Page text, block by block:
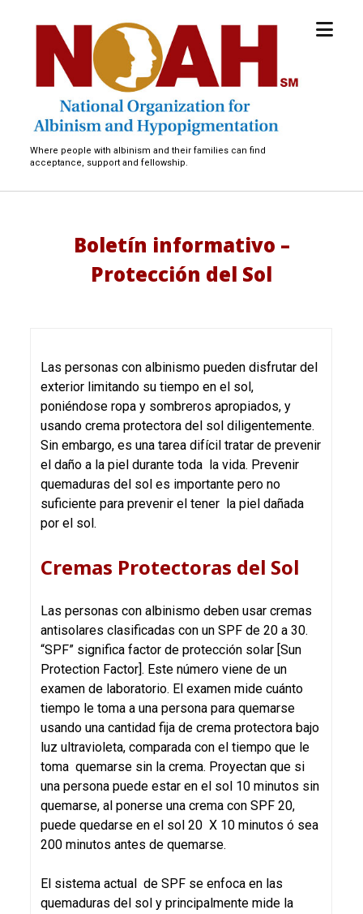
National
Organization
Albinism
Hypopigmentation
Where people with albinism and their families can find
acceptance, support and fellowship.
open
Boletín informativo –
Protección del Sol
Las personas con albinismo pueden disfrutar del
exterior limitando su tiempo en el sol,
poniéndose ropa y sombreros apropiados, y
usando crema protectora del sol diligentemente.
Sin embargo, es una tarea difícil tratar de prevenir
el daño a la piel durante toda la vida. Prevenir
quemaduras del sol es importante pero no
suficiente para prevenir el tener la piel dañada
por el sol.
Cremas Protectoras del Sol
Las personas con albinismo deben usar cremas
antisolares clasificadas con un SPF de 20 a 30.
“SPF” significa factor de protección solar [Sun
Protection Factor]. Este número viene de un
examen de laboratorio. El examen mide cuánto
tiempo le toma a una persona para quemarse
usando una cantidad fija de crema protectora bajo
luz ultravioleta, comparada con el tiempo que le
toma quemarse sin la crema. Proyectan que si
una persona puede estar en el sol 10 minutos sin
quemarse, al ponerse una crema con SPF 20,
puede quedarse en el sol 20 X 10 minutos ó sea
200 minutos antes de quemarse.
El sistema actual de SPF se enfoca en las
quemaduras del sol y principalmente mide la